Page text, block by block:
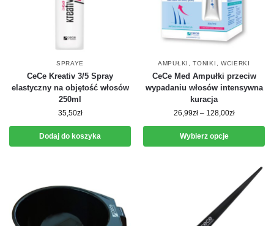
SPRAYE
CeCe Kreativ 3/5 Spray
elastyczny na objętość włosów
250ml
35,50zł
Dodaj do koszyka
AMPUŁKI, TONIKI, WCIERKI
CeCe Med Ampułki przeciw
wypadaniu włosów intensywna
kuracja
26,99zł – 128,00zł
Wybierz opcje